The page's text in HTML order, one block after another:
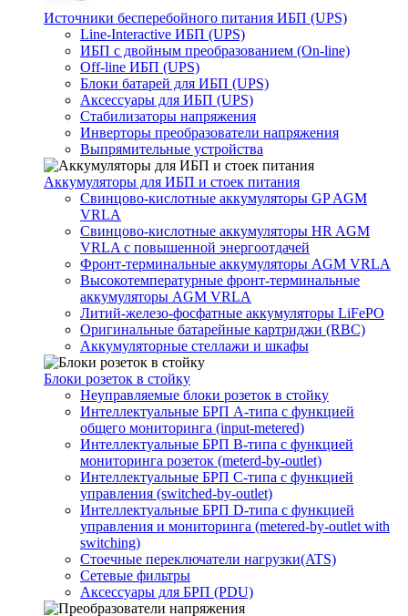
Источники бесперебойного питания ИБП (UPS)
Line-Interactive ИБП (UPS)
ИБП с двойным преобразованием (On-line)
Off-line ИБП (UPS)
Блоки батарей для ИБП (UPS)
Аксессуары для ИБП (UPS)
Стабилизаторы напряжения
Инверторы преобразователи напряжения
Выпрямительные устройства
Аккумуляторы для ИБП и стоек питания
Свинцово-кислотные аккумуляторы GP AGM
VRLA
Свинцово-кислотные аккумуляторы HR AGM
VRLA с повышенной энергоотдачей
Фронт-терминальные аккумуляторы AGM VRLA
Высокотемпературные фронт-терминальные
аккумуляторы AGM VRLA
Литий-железо-фосфатные аккумуляторы LiFePO
Оригинальные батарейные картриджи (RBC)
Аккумуляторные стеллажи и шкафы
Блоки розеток в стойку
Неуправляемые блоки розеток в стойку
Интеллектуальные БРП А-типа с функцией
общего мониторинга (input-metered)
Интеллектуальные БРП B-типа с функцией
мониторинга розеток (meterd-by-outlet)
Интеллектуальные БРП C-типа с функцией
управления (switched-by-outlet)
Интеллектуальные БРП D-типа с функцией
управления и мониторинга (metered-by-outlet with
switching)
Стоечные переключатели нагрузки(ATS)
Сетевые фильтры
Аксессуары для БРП (PDU)